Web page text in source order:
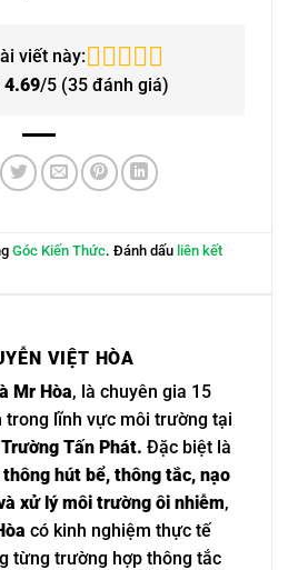
viết này:
4.69/5 (35đánh giá)
Góc Kiến Thức. Đánh dấu liên kết
VIỆT HÒA
Mr Hòa, là chuyên gia 15
trong lĩnh vực môi trường tại
Tấn Phát. Đặc biệt là
thông hút bể, thông tắc, nạo
xử lý môi trường ôi nhiễm,
có kinh nghiệm thực tế
từng trường hợp thông tắc